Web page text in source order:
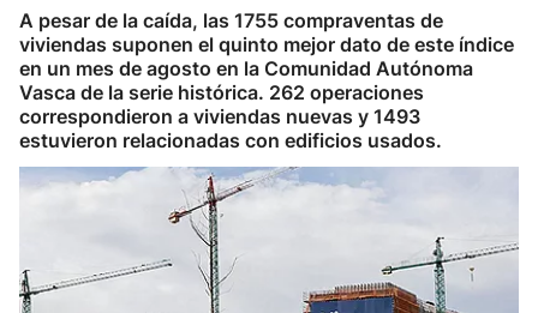
A pesar de la caída, las 1755 compraventas de
viviendas suponen el quinto mejor dato de este índice
en un mes de agosto en la Comunidad Autónoma
Vasca de la serie histórica. 262 operaciones
correspondieron a viviendas nuevas y 1493
estuvieron relacionadas con edificios usados.